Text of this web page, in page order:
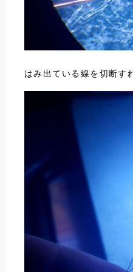
はみ出ている線を切断す